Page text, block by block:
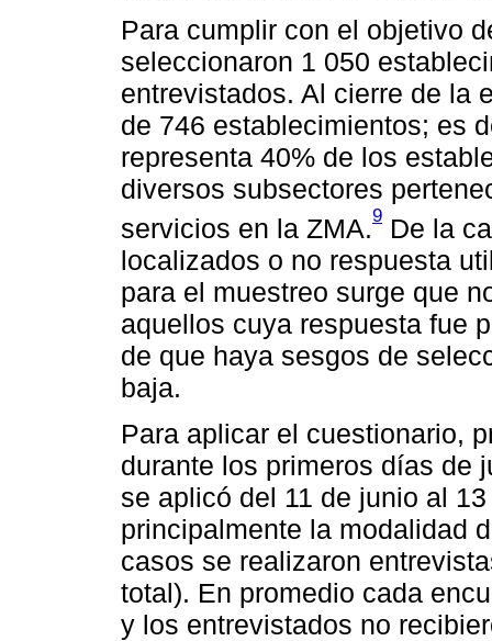
Para cumplir con el objetivo
seleccionaron 1 050
entrevistados. Al cierre de la
de 746 establecimientos; es
representa 40% de los
diversos subsectores
servicios en la ZMA.9 De la
localizados o no respuesta
para el muestreo surge que
aquellos cuya respuesta fue
de que haya sesgos de
baja.
Para aplicar el cuestionario,
durante los primeros días de
se aplicó del 11 de junio al
principalmente la modalidad
casos se realizaron
total). En promedio cada
y los entrevistados no